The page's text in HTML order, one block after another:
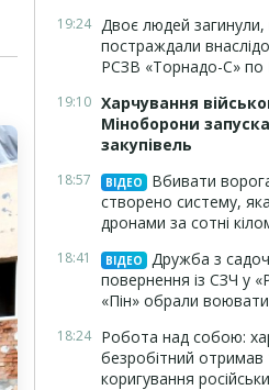
19:24 Двоє людей
постраждали
РСЗВ «Торнадо-С» по
19:10 Харчування
Міноборони
закупівель
18:57 ВІДЕО
Вбивати
створено систему,
дронами за сотні
18:41 ВІДЕО
Дружба з
повернення із СЗЧ у
«Пін» обрали
18:24 Робота над собою:
безробітний отримав
коригування